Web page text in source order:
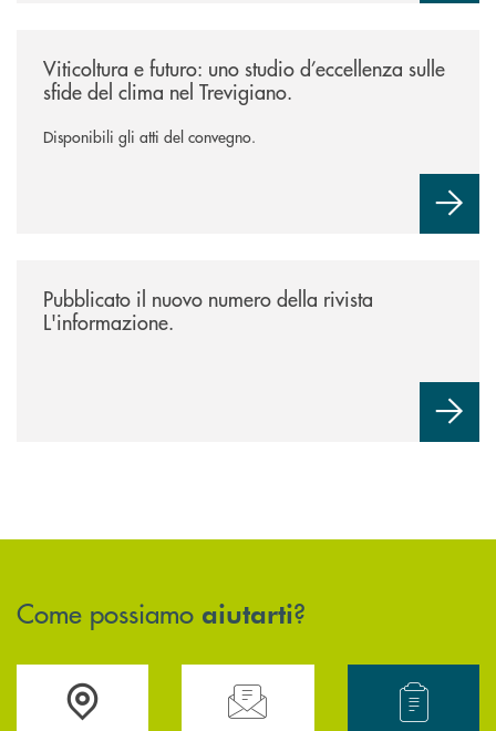
Viticoltura e futuro: uno studio d’eccellenza sulle
sfide del clima nel Trevigiano.
Disponibili gli atti del convegno.
Pubblicato il nuovo numero della rivista
L'informazione.
Come possiamo aiutarti?
Accedi all' elenco completo delle filiali .Hai bisogno di assistenza immediata?
Hai bisogno di